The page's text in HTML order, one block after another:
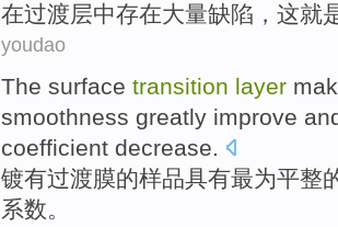
在过渡层中存在大量缺陷 ， 这就
youdao
The surface transition layer
smoothness greatly improve
coefficient decrease.
镀有过渡膜的样品具有最为平整
系数。